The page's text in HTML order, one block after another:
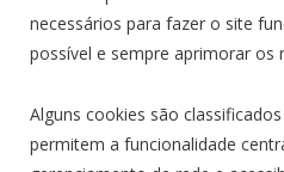
necessários para fazer o site
possível e sempre aprimorar os
Alguns cookies são
permitem a funcionalidade